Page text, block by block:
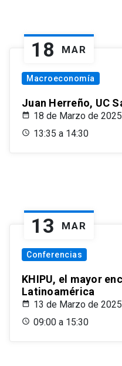
18 MAR
Macroeconomía
Juan Herreño, UC
18 de Marzo de 2025
13:35 a 14:30
13 MAR
Conferencias
KHIPU, el mayor
Latinoamérica
13 de Marzo de 2025
09:00 a 15:30